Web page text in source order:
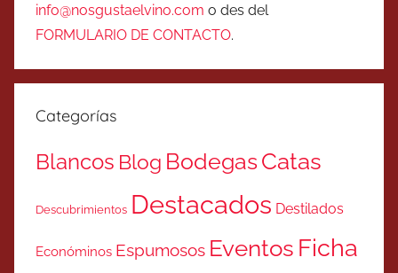
info@nosgustaelvino.com o des del
FORMULARIO DE CONTACTO.
Categorías
Blancos Blog BodegasCatas
Descubrimientos Destacados Destilados
Económinos Espumosos Eventos Ficha